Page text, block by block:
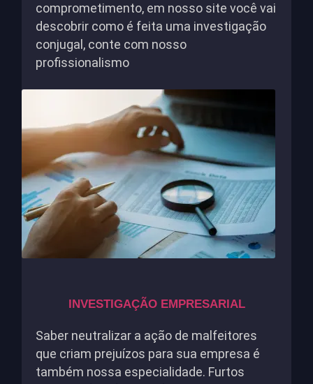
comprometimento, em nosso site você vai
descobrir como é feita uma investigação
conjugal, conte com nosso
profissionalismo
INVESTIGAÇÃO EMPRESARIAL
Saber neutralizar a ação de malfeitores
que criam prejuízos para sua empresa é
também nossa especialidade. Furtos